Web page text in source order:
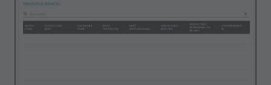
disponibles (en inglés) en el sitio web de ADA